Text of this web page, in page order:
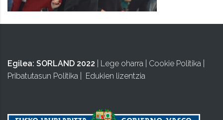
Egilea: SORLAND 2022 Lege oharra Cookie Politika
Pribatutasun Politika
Edukien lizentzia